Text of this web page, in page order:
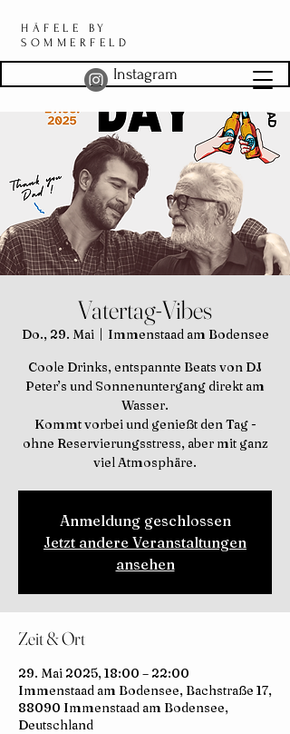
Instagram
HÄFELE BY
SOMMERFELD
Vatertag-Vibes
Do., 29. Mai
  |
Immenstaad am Bodensee
Coole Drinks, entspannte Beats von DJ
Peter’s und Sonnenuntergang direkt am
Wasser.
Kommt vorbei und genießt den Tag -
ohne Reservierungsstress, aber mit ganz
viel Atmosphäre.
Anmeldung geschlossen
Jetzt andere Veranstaltungen
ansehen
Zeit & Ort
29. Mai 2025, 18:00 – 22:00
Immenstaad am Bodensee, Bachstraße 17,
88090 Immenstaad am Bodensee,
Deutschland